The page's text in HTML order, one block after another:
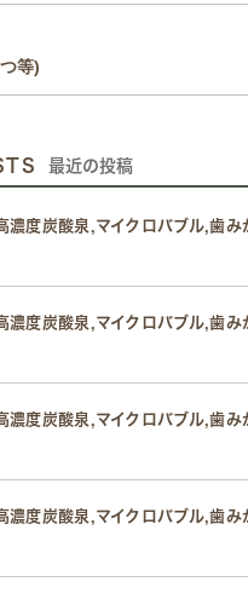
等)
最近の投稿
度炭酸泉,マイクロバブル,歯み
度炭酸泉,マイクロバブル,歯み
度炭酸泉,マイクロバブル,歯み
度炭酸泉,マイクロバブル,歯み